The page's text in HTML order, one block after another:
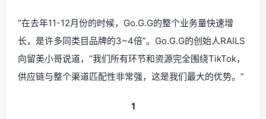
“在去年11-12月份的时候，Go.G.G的整个业务量快速增
长，是许多同类目品牌的3~4倍”。 Go.G.G的创始人RAILS
向留美小哥说道，“我们所有环节和资源完全围绕TikTok，
供应链与整个渠道匹配性非常强，这是我们最大的优势。”
1